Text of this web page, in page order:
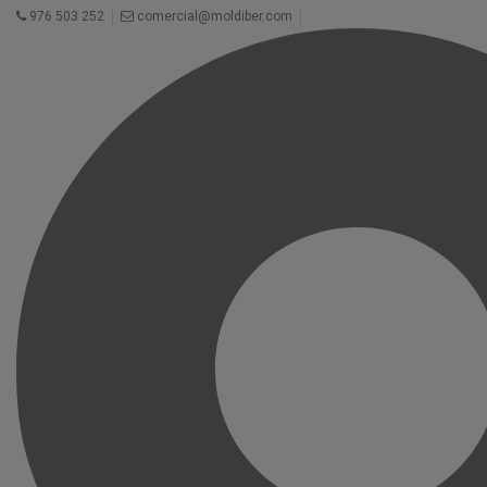
976 503 252 comercial@moldiber.com